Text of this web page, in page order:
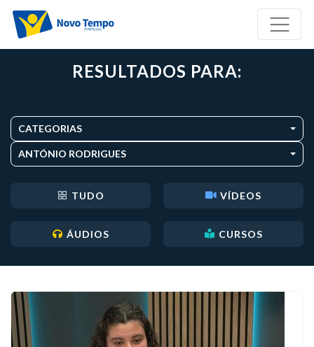
RESULTADOS PARA:
CATEGORIAS
ANTÓNIO RODRIGUES
TUDO VÍDEOS
ÁUDIOS CURSOS